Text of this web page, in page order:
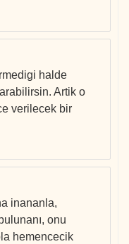
halde
Artik o
verilecek bir
inananla,
onu
hemencecik